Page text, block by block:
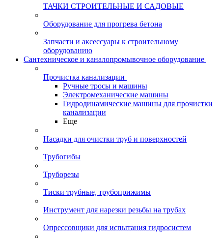
ТАЧКИ СТРОИТЕЛЬНЫЕ И САДОВЫЕ
Оборудование для прогрева бетона
Запчасти и аксессуары к строительному
оборудованию
Сантехническое и каналопромывочное оборудование
Прочистка канализации
Ручные тросы и машины
Электромеханические машины
Гидродинамические машины для прочистки
канализации
Еще
Насадки для очистки труб и поверхностей
Трубогибы
Труборезы
Тиски трубные, трубоприжимы
Инструмент для нарезки резьбы на трубах
Опрессовщики для испытания гидросистем